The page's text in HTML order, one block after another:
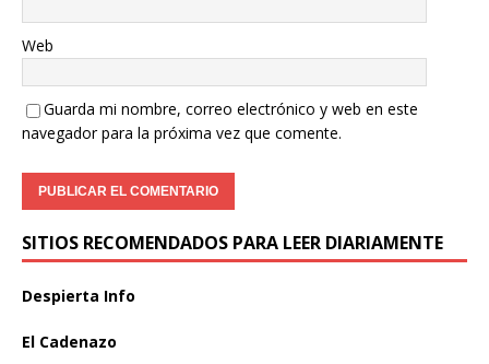
Web
Guarda mi nombre, correo electrónico y web en este
navegador para la próxima vez que comente.
SITIOS RECOMENDADOS PARA LEER DIARIAMENTE
Despierta Info
El Cadenazo